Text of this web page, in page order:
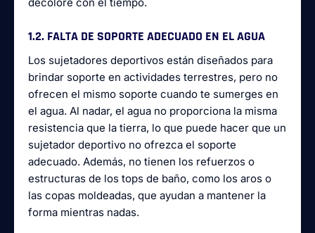
1.2. FALTA DE SOPORTE ADECUADO EN EL AGUA
Los sujetadores deportivos están diseñados para
brindar soporte en actividades terrestres, pero no
ofrecen el mismo soporte cuando te sumerges en
el agua. Al nadar, el agua no proporciona la misma
resistencia que la tierra, lo que puede hacer que un
sujetador deportivo no ofrezca el soporte
adecuado. Además, no tienen los refuerzos o
estructuras de los tops de baño, como los aros o
las copas moldeadas, que ayudan a mantener la
forma mientras nadas.